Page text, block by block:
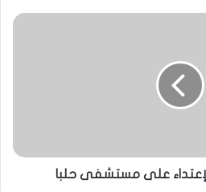
على مستشفى حلبا